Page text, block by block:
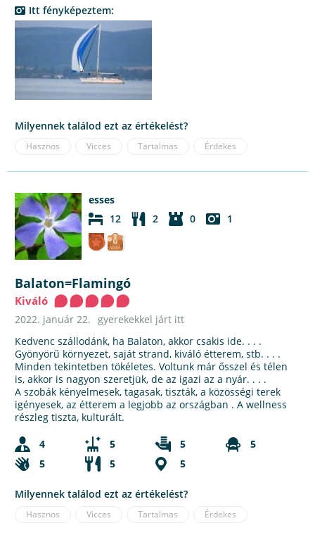
Itt fényképeztem:
Milyennek találod ezt az értékelést?
Hasznos Vicces Tartalmas Érdekes
esses
12
2 0 1
Balaton=Flamingó
Kiváló
2022. január 22. gyerekekkel járt itt
Kedvenc szállodánk, ha Balaton, akkor csakis ide. . . .
Gyönyörű környezet, saját strand, kiváló étterem, stb. . . .
Minden tekintetben tökéletes. Voltunk már ősszel és télen
is, akkor is nagyon szeretjük, de az igazi az a nyár. . . .
A szobák kényelmesek, tagasak, tiszták, a közösségi terek
igényesek, az étterem a legjobb az országban . A wellness
részleg tiszta, kulturált.
4
5 5
5
5
5 5
Milyennek találod ezt az értékelést?
Hasznos Vicces Tartalmas Érdekes